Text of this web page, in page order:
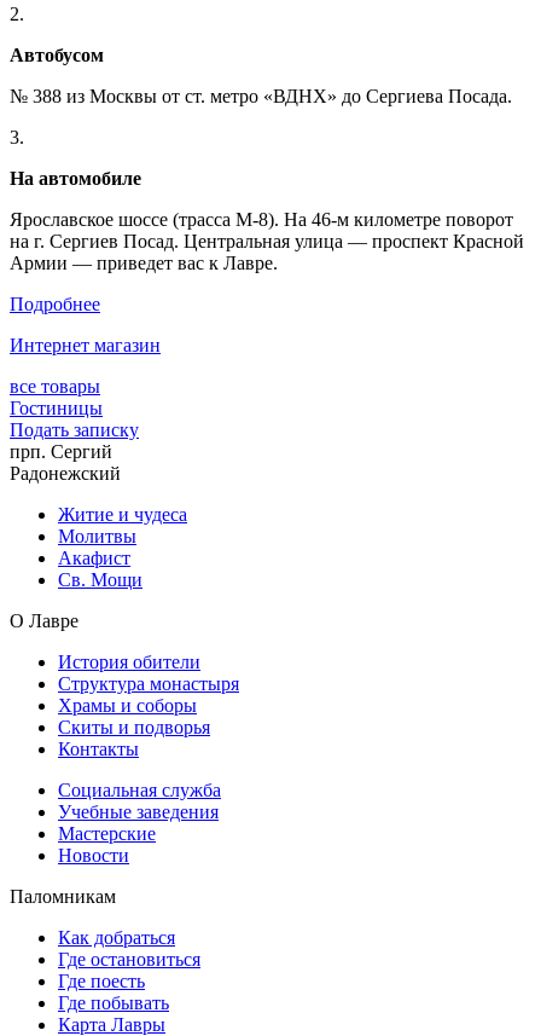
2.
Автобусом
№ 388 из Москвы от ст. метро «ВДНХ» до Сергиева Посада.
3.
На автомобиле
Ярославское шоссе (трасса М-8). На 46-м километре поворот
на г. Сергиев Посад. Центральная улица — проспект Красной
Армии — приведет вас к Лавре.
Подробнее
Интернет магазин
все товары
Гостиницы
Подать записку
прп. Сергий
Радонежский
Житие и чудеса
Молитвы
Акафист
Св. Мощи
О Лавре
История обители
Структура монастыря
Храмы и соборы
Скиты и подворья
Контакты
Социальная служба
Учебные заведения
Мастерские
Новости
Паломникам
Как добраться
Где остановиться
Где поесть
Где побывать
Карта Лавры